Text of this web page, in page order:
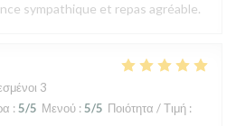
sympathique et repas agréable.
3
: 5/5 Μενού : 5/5 Ποιότητα / Τιμή :